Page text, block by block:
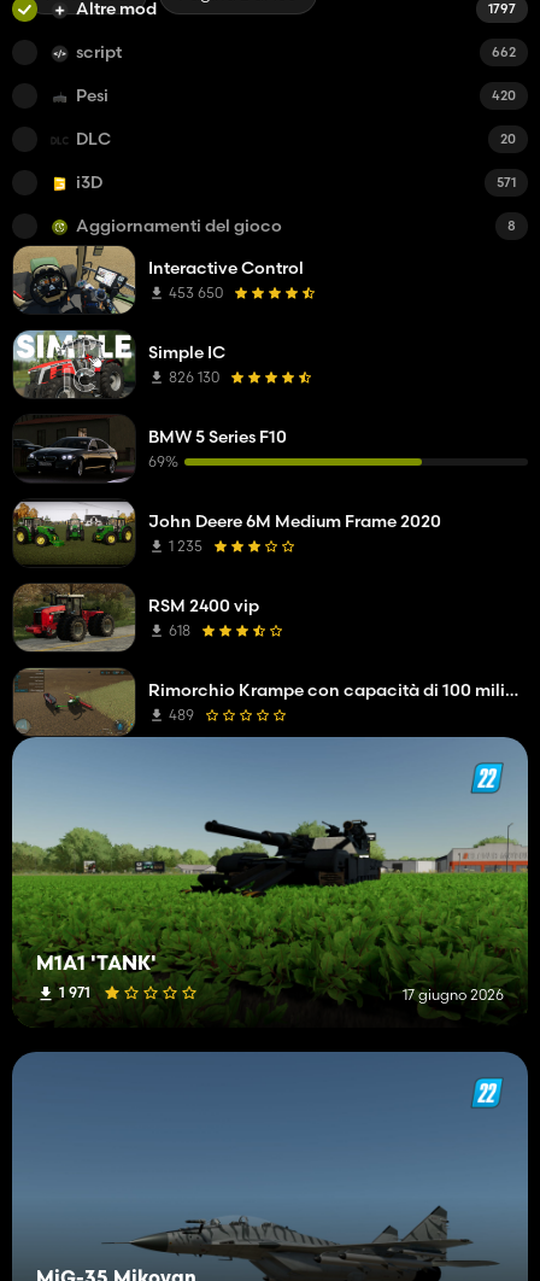
M1A1 'TANK'
1 971 17 giugno 2026
Altre mod 1797
script 662
Pesi 420
DLC 20
i3D 571
Aggiornamenti del gioco 8
Interactive Control
453 650
Simple IC
826 130
BMW 5 Series F10
69%
John Deere 6M Medium Frame 2020
1 235
RSM 2400 vip
618
Rimorchio Krampe con capacità di 100 milioni di litri
489